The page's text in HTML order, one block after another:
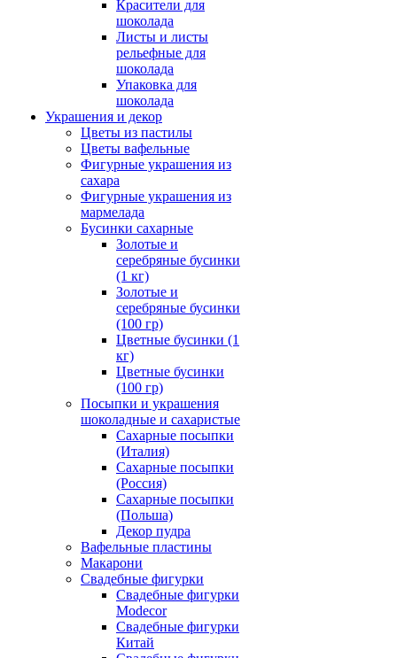
Красители для
шоколада
Листы и листы
рельефные для
шоколада
Упаковка для
шоколада
Украшения и декор
Цветы из пастилы
Цветы вафельные
Фигурные украшения из
сахара
Фигурные украшения из
мармелада
Бусинки сахарные
Золотые и
серебряные бусинки
(1 кг)
Золотые и
серебряные бусинки
(100 гр)
Цветные бусинки (1
кг)
Цветные бусинки
(100 гр)
Посыпки и украшения
шоколадные и сахаристые
Сахарные посыпки
(Италия)
Сахарные посыпки
(Россия)
Сахарные посыпки
(Польша)
Декор пудра
Вафельные пластины
Макарони
Свадебные фигурки
Свадебные фигурки
Modecor
Свадебные фигурки
Китай